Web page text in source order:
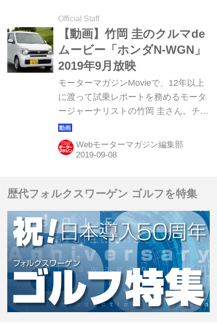
Official Staff
【動画】竹岡 圭のクルマde
ムービー「ホンダN-WGN」
2019年9月放映
モーターマガジンMovieで、12年以上
に渡って試乗レポートを務めるモータ
ージャーナリストの竹岡 圭さん。チャ
ンネル登録者は9万6000人を超えてい
ます。今回はその中から、新型ホンダ
N-WGNをお届けします。(2019年7月
Webモーターマガジン編集部
歴代フォルクスワーゲン ゴルフを特集